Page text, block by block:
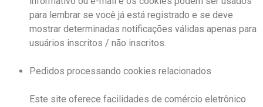
para lembrar se você já está registrado e se deve
mostrar determinadas notificações válidas apenas para
usuários inscritos / não inscritos.
Pedidos processando cookies relacionados
Este site oferece facilidades de comércio eletrônico